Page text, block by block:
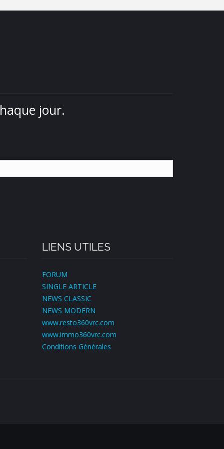
jour.
LIENS UTILES
FORUM
SINGLE ARTICLE
NEWS CLASSIC
NEWS MODERN
www.resto360vrc.com
www.immo360vrc.com
Conditions Générales